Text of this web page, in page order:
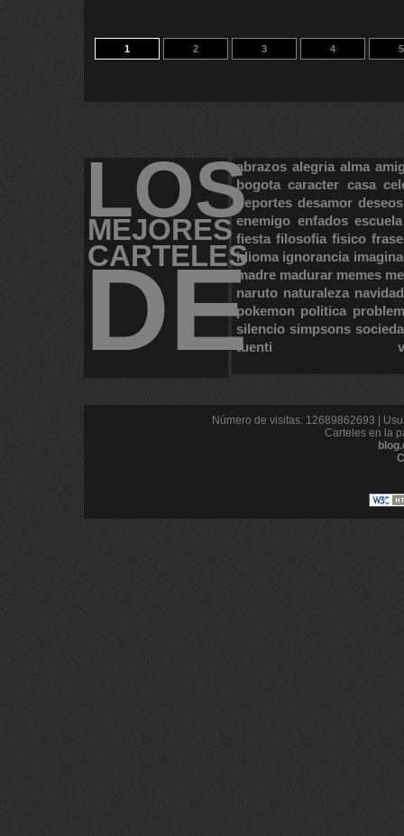
1 2 3 4 5
LOS
MEJORES
CARTELES
DE
abrazos alegria alma
bogota caracter casa
deportes desamor deseos
enemigo enfados escuela
fiesta filosofia fisico
idioma ignorancia
madre madurar memes
naruto naturaleza navidad
pokemon politica
silencio simpsons
tuenti
Número de visitas: 12689862693 |
Carteles en la